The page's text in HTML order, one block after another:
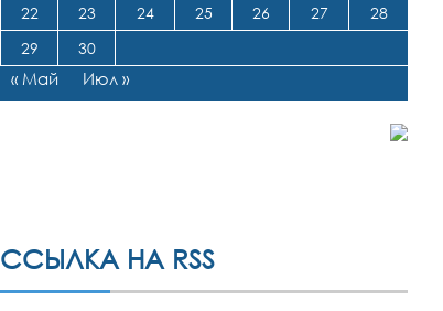
22
23 24 25 26 27
28
29
30
« Май Июл »
ССЫЛКА НА RSS